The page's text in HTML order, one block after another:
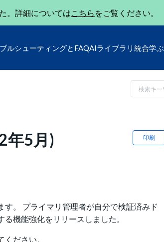
。詳細についてはこちら をご覧ください。
ルシューティングとFAQAIライブラリ 統合学ぶ
印刷
年5月)
。 プライマリ管理者が自分で検証済みド
機能強化をリリースしました。
ください。